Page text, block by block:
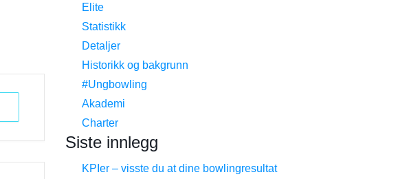
Elite
Statistikk
Detaljer
Historikk og bakgrunn
#Ungbowling
Akademi
Charter
Siste innlegg
KPIer – visste du at dine bowlingresultat